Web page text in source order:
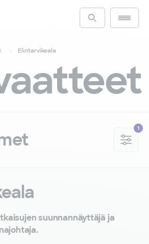
pääsisältöön
Access the
Main
Elintarvikeala
suunnannäyttäjä ja